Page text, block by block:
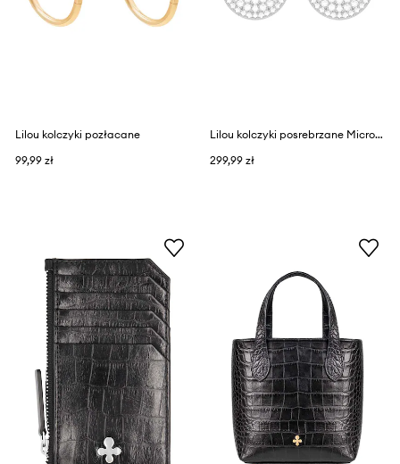
Lilou kolczyki pozłacane
99,99 zł
Lilou kolczyki posrebrzane Microsetting
299,99 zł